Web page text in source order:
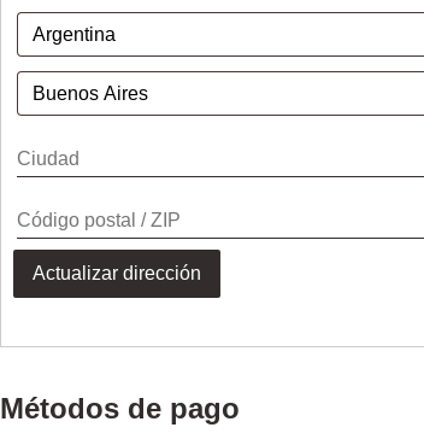
Actualizar dirección
Métodos de pago